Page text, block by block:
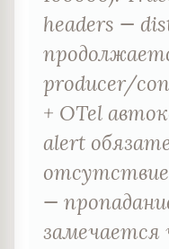
headers —
producer/
+ OTel
alert
—
замечается